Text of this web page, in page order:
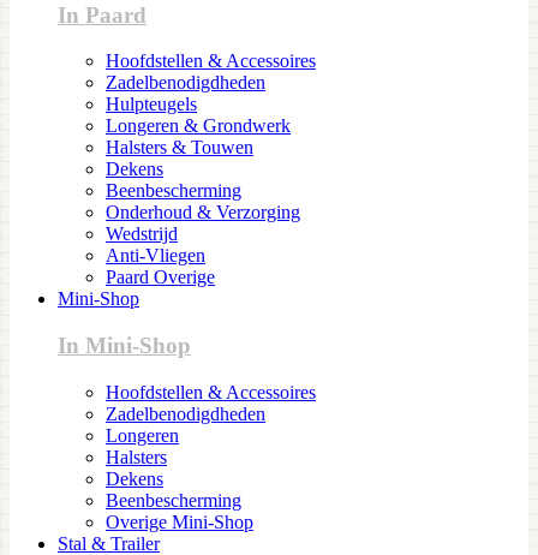
In Paard
Hoofdstellen & Accessoires
Zadelbenodigdheden
Hulpteugels
Longeren & Grondwerk
Halsters & Touwen
Dekens
Beenbescherming
Onderhoud & Verzorging
Wedstrijd
Anti-Vliegen
Paard Overige
Mini-Shop
In Mini-Shop
Hoofdstellen & Accessoires
Zadelbenodigdheden
Longeren
Halsters
Dekens
Beenbescherming
Overige Mini-Shop
Stal & Trailer